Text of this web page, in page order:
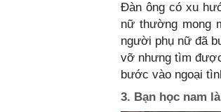
Đàn ông có xu
nữ thường mong
người phụ nữ đã
vỡ nhưng tìm
bước vào ngoại
3. Bạn học nam